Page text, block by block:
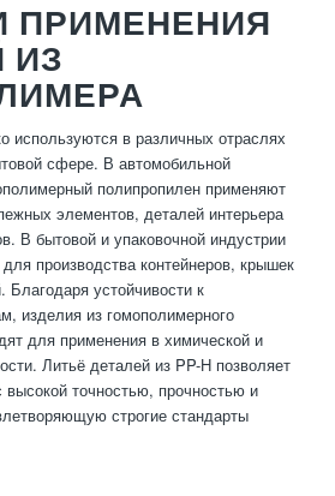
ПРИМЕНЕНИЯ
ИЗ
используются в различных отраслях
сфере. В автомобильной
полипропилен применяют
элементов, деталей интерьера
В бытовой и упаковочной индустрии
производства контейнеров, крышек
Благодаря устойчивости к
изделия из гомополимерного
для применения в химической и
Литьё деталей из PP-H позволяет
точностью, прочностью и
строгие стандарты